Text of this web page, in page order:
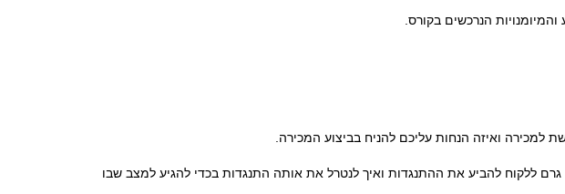
הנרכשים בקורס.
למכירה ואיזה הנחות עליכם להניח בביצוע המכירה.
איך לגשת, מה גרם ללקוח להביע את ההתנגדות ואיך לנטרל את אותה התנגדות בכדי להגיע למצב שבו